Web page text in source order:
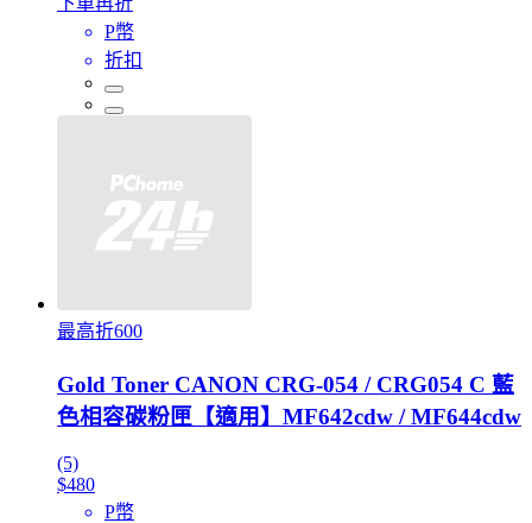
P幣
折扣
最高折600
Gold Toner CANON CRG-054 / CRG054 C 藍
色相容碳粉匣【適用】MF642cdw / MF644cdw
(5)
$480
P幣